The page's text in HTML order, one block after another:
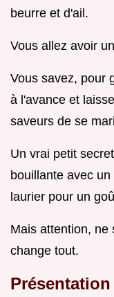
beurre et d'ail.
Vous allez avoir
Vous savez, pour
à l'avance et
saveurs de se
Un vrai petit
bouillante avec
laurier pour un
Mais attention, ne
change tout.